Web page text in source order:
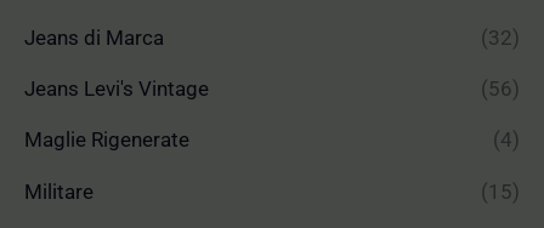
Jeans di Marca (32)
Jeans Levi's Vintage (56)
Maglie Rigenerate (4)
Militare (15)